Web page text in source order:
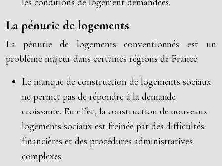
les conditions de logement demandées.
La pénurie de logements
La pénurie de logements conventionnés est un
problème majeur dans certaines régions de France.
Le manque de construction de logements sociaux
ne permet pas de répondre à la demande
croissante. En effet, la construction de nouveaux
logements sociaux est freinée par des difficultés
financières et des procédures administratives
complexes.